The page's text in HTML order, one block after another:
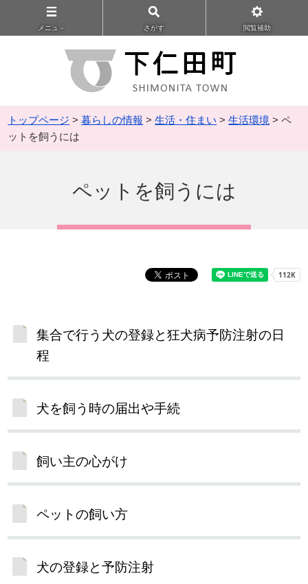
メニュ－ さがす 閲覧補助
トップページ >暮らしの情報 >生活・住まい >生活環境 > ペ
ットを飼うには
ペットを飼うには
集合で行う犬の登録と狂犬病予防注射の日
程
犬を飼う時の届出や手続
飼い主の心がけ
ペットの飼い方
犬の登録と予防注射